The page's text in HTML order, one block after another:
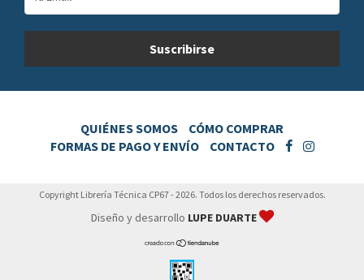
QUIÉNES SOMOS
CÓMO COMPRAR
FORMAS DE PAGO Y ENVÍO
CONTACTO
Copyright Librería Técnica CP67 - 2026. Todos los derechos reservados.
Diseño y desarrollo LUPE DUARTE